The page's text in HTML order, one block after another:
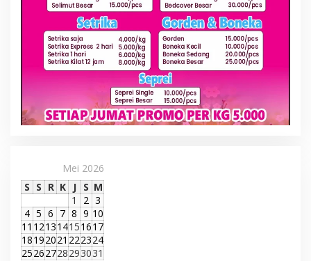
Mei 2026
S S R K J S M
1
2 3
4 5 6 7 8 9 10
11 121314151617
18192021 222324
25262728293031